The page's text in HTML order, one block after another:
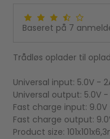
Baseret på 7
Trådløs oplader til
Universal input: 5.0V -
Universal output: 5.0V -
Fast charge input: 9.0V
Fast charge output:
Product size: